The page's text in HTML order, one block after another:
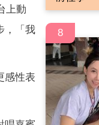
上動
，「我
感性表
8